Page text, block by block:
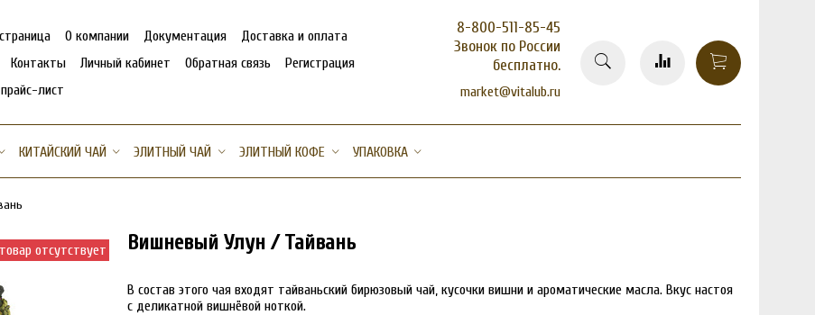
О компании Документация
Доставка и оплата
Контакты Личный кабинет Обратная связь
Регистрация
лист
8-800-511-85-45
Звонок по России
бесплатно.
market@vitalub.ru
КИТАЙСКИЙ ЧАЙ ЭЛИТНЫЙ ЧАЙ ЭЛИТНЫЙ КОФЕ УПАКОВКА
товар отсутствует Вишневый Улун / Тайвань
В состав этого чая входят тайваньский бирюзовый чай, кусочки вишни и ароматические масла. Вкус настоя
с деликатной вишнёвой ноткой.